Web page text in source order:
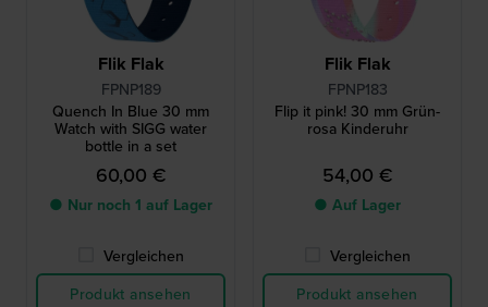
Flik Flak
FPNP189
Quench In Blue 30 mm
Watch with SIGG water
bottle in a set
60,00 €
● Nur noch 1 auf Lager
Vergleichen
Produkt ansehen
Flik Flak
FPNP183
Flip it pink! 30 mm Grün-
rosa Kinderuhr
54,00 €
● Auf Lager
Vergleichen
Produkt ansehen